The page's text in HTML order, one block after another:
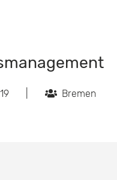
Bremen